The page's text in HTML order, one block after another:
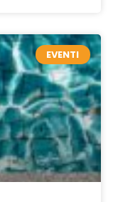
EVENTI